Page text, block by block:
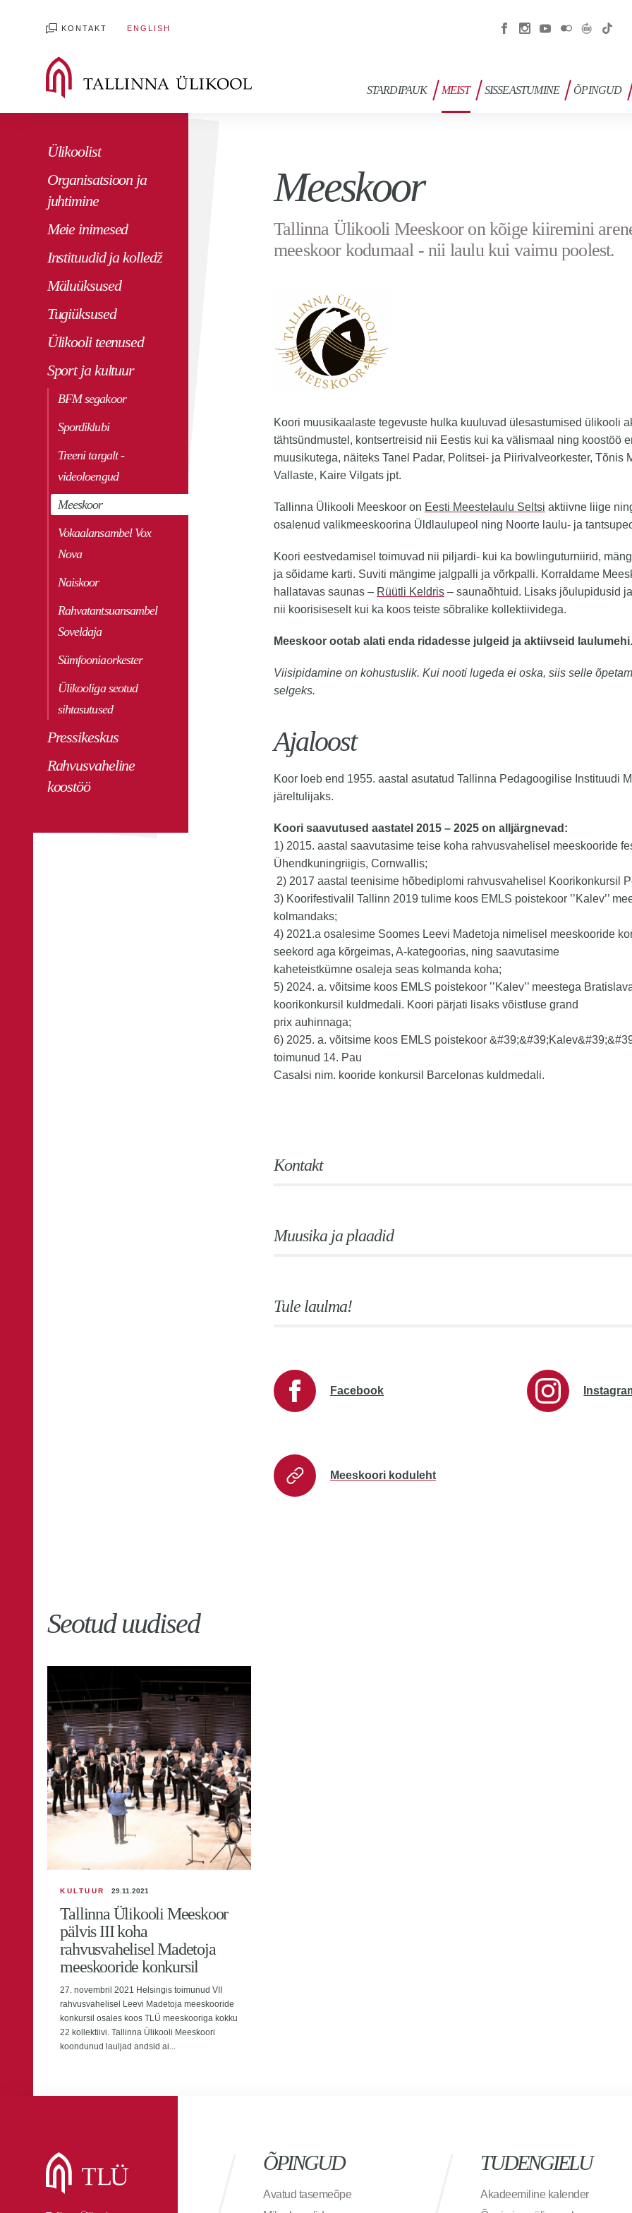
KONTAKT ENGLISH
STARDIPAUK MEIST SISSEASTUMINE ÕPINGUD
Ülikoolist
Organisatsioon ja
juhtimine
Meie inimesed
Instituudid ja kolledž
Mäluüksused
Tugiüksused
Ülikooli teenused
Sport ja kultuur
BFM segakoor
Spordiklubi
Treeni targalt -
videoloengud
Meeskoor
Vokaalansambel Vox
Nova
Naiskoor
Rahvatantsuansambel
Soveldaja
Sümfooniaorkester
Ülikooliga seotud
sihtasutused
Pressikeskus
Rahvusvaheline
koostöö
Meeskoor
Tallinna Ülikooli Meeskoor on kõige kiiremini
meeskoor kodumaal - nii laulu kui vaimu poolest.
Koori muusikaalaste tegevuste hulka kuuluvad ülesastumised ülikooli
tähtsündmustel, kontsertreisid nii Eestis kui ka välismaal ning koostöö
muusikutega, näiteks Tanel Padar, Politsei- ja Piirivalveorkester, Tõnis
Vallaste, Kaire Vilgats jpt.
Tallinna Ülikooli Meeskoor on Eesti Meestelaulu Seltsi aktiivne liige
osalenud valikmeeskoorina Üldlaulupeol ning Noorte laulu- ja
Koori eestvedamisel toimuvad nii piljardi- kui ka bowlinguturniirid,
ja sõidame karti. Suviti mängime jalgpalli ja võrkpalli. Korraldame
hallatavas saunas – Rüütli Keldris– saunaõhtuid. Lisaks jõulupidusid
nii koorisiseselt kui ka koos teiste sõbralike kollektiividega.
Meeskoor ootab alati enda ridadesse julgeid ja aktiivseid laulumehi.
Viisipidamine on kohustuslik. Kui nooti lugeda ei oska, siis selle
selgeks.
Ajaloost
Koor loeb end 1955. aastal asutatud Tallinna Pedagoogilise Instituudi
järeltulijaks.
Koori saavutused aastatel 2015 – 2025 on alljärgnevad:
1) 2015. aastal saavutasime teise koha rahvusvahelisel meeskooride
Ühendkuningriigis, Cornwallis;
2) 2017 aastal teenisime hõbediplomi rahvusvahelisel Koorikonkursil
3) Koorifestivalil Tallinn 2019 tulime koos EMLS poistekoor ’’Kalev’’
kolmandaks;
4) 2021.a osalesime Soomes Leevi Madetoja nimelisel meeskooride
seekord aga kõrgeimas, A-kategoorias, ning saavutasime
kaheteistkümne osaleja seas kolmanda koha;
5) 2024. a. võitsime koos EMLS poistekoor ’’Kalev’’ meestega
koorikonkursil kuldmedali. Koori pärjati lisaks võistluse grand
prix auhinnaga;
6) 2025. a. võitsime koos EMLS poistekoor
toimunud 14. Pau
Casalsi nim. kooride konkursil Barcelonas kuldmedali.
Kontakt
Muusika ja plaadid
Tule laulma!
Facebook
Meeskoori koduleht
Seotud uudised
KULTUUR 29.11.2021
Tallinna Ülikooli Meeskoor
pälvis III koha
rahvusvahelisel Madetoja
meeskooride konkursil
27. novembril 2021 Helsingis toimunud VII
rahvusvahelisel Leevi Madetoja meeskooride
konkursil osales koos TLÜ meeskooriga kokku
22 kollektiivi. Tallinna Ülikooli Meeskoori
koondunud lauljad andsid ai...
ÕPINGUD
Avatud tasemeõpe
TUDENGIELU
Akadeemiline kalender